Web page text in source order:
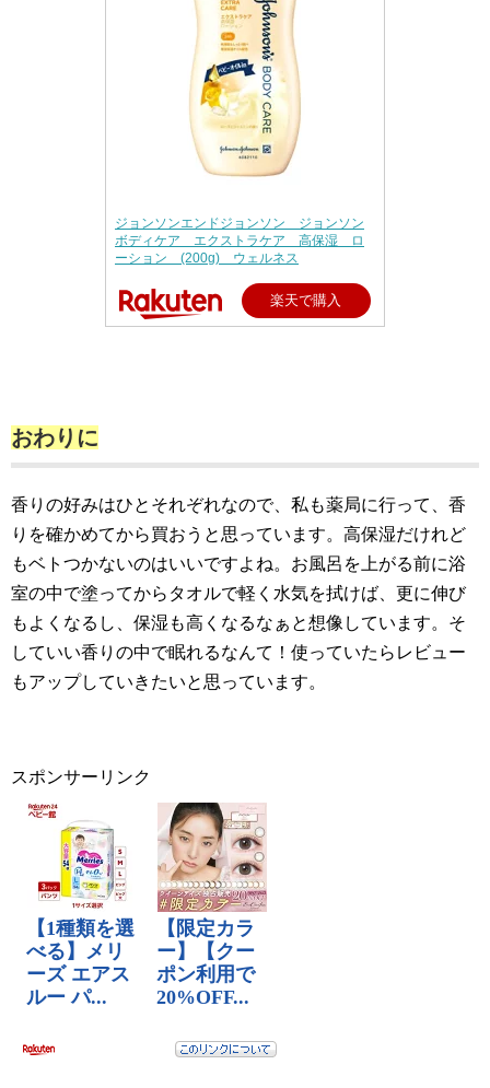
ジョンソンエンドジョンソン ジョンソン
ボディケア エクストラケア 高保湿 ロ
ーション (200g) ウェルネス
楽天で購入
おわりに
香りの好みはひとそれぞれなので、私も薬局に行って、香
りを確かめてから買おうと思っています。高保湿だけれど
もベトつかないのはいいですよね。お風呂を上がる前に浴
室の中で塗ってからタオルで軽く水気を拭けば、更に伸び
もよくなるし、保湿も高くなるなぁと想像しています。そ
していい香りの中で眠れるなんて！使っていたらレビュー
もアップしていきたいと思っています。
スポンサーリンク